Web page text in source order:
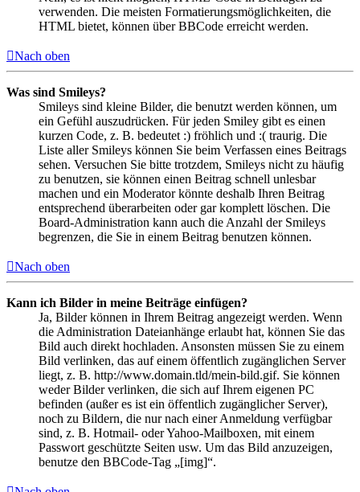
verwenden. Die meisten Formatierungsmöglichkeiten, die
HTML bietet, können über BBCode erreicht werden.
Nach oben
Was sind Smileys?
Smileys sind kleine Bilder, die benutzt werden können, um
ein Gefühl auszudrücken. Für jeden Smiley gibt es einen
kurzen Code, z. B. bedeutet :) fröhlich und :( traurig. Die
Liste aller Smileys können Sie beim Verfassen eines Beitrags
sehen. Versuchen Sie bitte trotzdem, Smileys nicht zu häufig
zu benutzen, sie können einen Beitrag schnell unlesbar
machen und ein Moderator könnte deshalb Ihren Beitrag
entsprechend überarbeiten oder gar komplett löschen. Die
Board-Administration kann auch die Anzahl der Smileys
begrenzen, die Sie in einem Beitrag benutzen können.
Nach oben
Kann ich Bilder in meine Beiträge einfügen?
Ja, Bilder können in Ihrem Beitrag angezeigt werden. Wenn
die Administration Dateianhänge erlaubt hat, können Sie das
Bild auch direkt hochladen. Ansonsten müssen Sie zu einem
Bild verlinken, das auf einem öffentlich zugänglichen Server
liegt, z. B. http://www.domain.tld/mein-bild.gif. Sie können
weder Bilder verlinken, die sich auf Ihrem eigenen PC
befinden (außer es ist ein öffentlich zugänglicher Server),
noch zu Bildern, die nur nach einer Anmeldung verfügbar
sind, z. B. Hotmail- oder Yahoo-Mailboxen, mit einem
Passwort geschützte Seiten usw. Um das Bild anzuzeigen,
benutze den BBCode-Tag „[img]“.